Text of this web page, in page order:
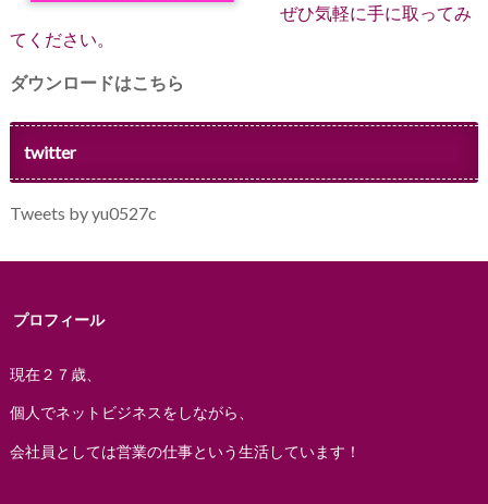
ぜひ気軽に手に取ってみ
てください。
ダウンロードはこちら
twitter
Tweets by yu0527c
プロフィール
現在２７歳、
個人でネットビジネスをしながら、
会社員としては営業の仕事という生活しています！